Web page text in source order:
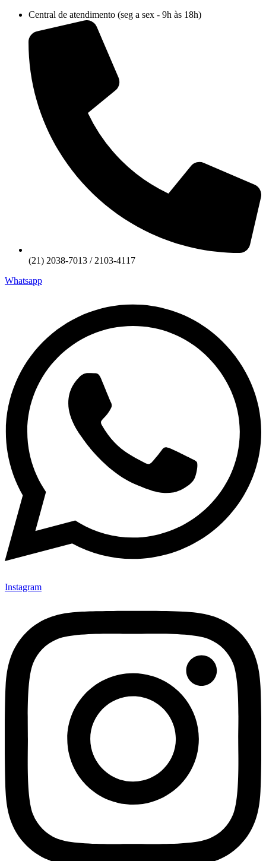
conteúdo
Central de atendimento (seg a sex - 9h às 18h)
(21) 2038-7013 / 2103-4117
Whatsapp
Instagram